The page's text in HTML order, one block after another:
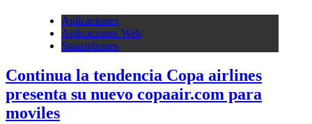
Aplicaciones
Aplicaciones Web
Smartphones
Continua la tendencia Copa airlines
presenta su nuevo copaair.com para
moviles